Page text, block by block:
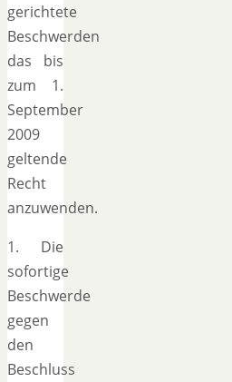
gerichtete
Beschwerden
das bis
zum 1.
September
2009
geltende
Recht
anzuwenden.
1. Die
sofortige
Beschwerde
gegen
den
Beschluss